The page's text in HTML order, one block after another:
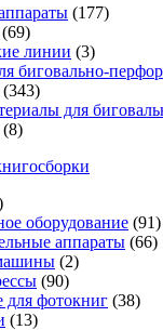
(177)
(69)
линии (3)
биговально-
(343)
для
(8)
оборудование (91)
аппараты (66)
(2)
(90)
для фотокниг (38)
(13)